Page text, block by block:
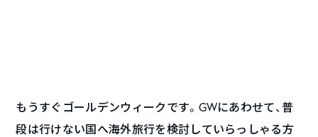
もうすぐゴールデンウィークです。GWにあわせて、普
段は行けない国へ海外旅行を検討していらっしゃる方